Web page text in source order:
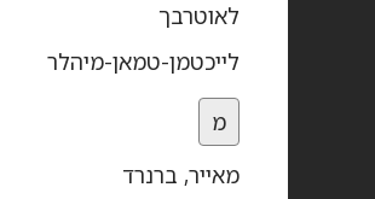
לאוטרבך
לייכטמן-טמאן-מיהלר
מ
מאייר, ברנרד